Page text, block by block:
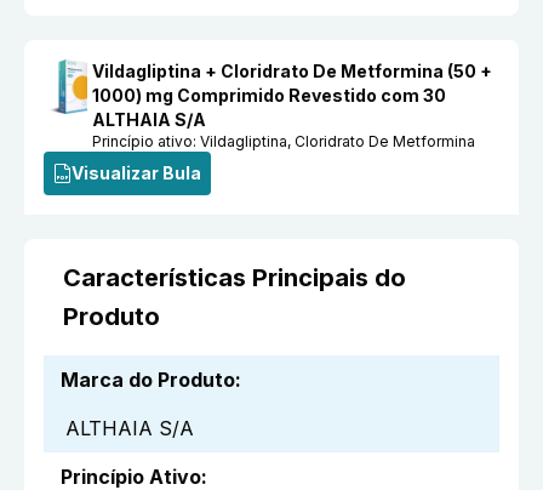
Vildagliptina + Cloridrato De Metformina (50 +
1000) mg Comprimido Revestido com 30
ALTHAIA S/A
Princípio ativo:Vildagliptina, Cloridrato De Metformina
Visualizar Bula
Características Principais do
Produto
Marca do Produto:
ALTHAIA S/A
Princípio Ativo: